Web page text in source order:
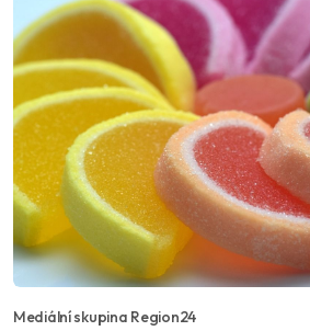
Mediální skupina Region24